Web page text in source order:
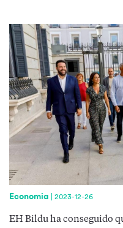
Economia 2023-12-26
EH Bildu ha conseguido